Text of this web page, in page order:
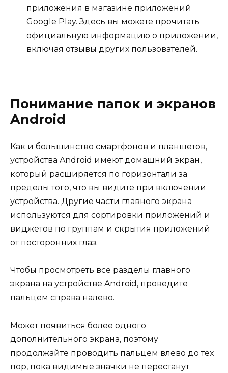
приложения в магазине приложений
Google Play. Здесь вы можете прочитать
официальную информацию о приложении,
включая отзывы других пользователей.
Понимание папок и экранов
Android
Как и большинство смартфонов и планшетов,
устройства Android имеют домашний экран,
который расширяется по горизонтали за
пределы того, что вы видите при включении
устройства. Другие части главного экрана
используются для сортировки приложений и
виджетов по группам и скрытия приложений
от посторонних глаз.
Чтобы просмотреть все разделы главного
экрана на устройстве Android, проведите
пальцем справа налево.
Может появиться более одного
дополнительного экрана, поэтому
продолжайте проводить пальцем влево до тех
пор, пока видимые значки не перестанут